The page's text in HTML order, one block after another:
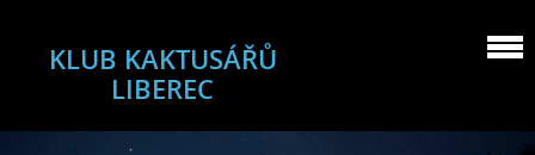
KLUB KAKTUSÁŘŮ
LIBEREC